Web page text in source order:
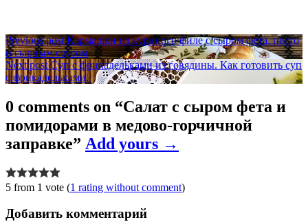
Навигация
по
записям
Previous post Кармашки из куриного филе с сыром фета, песто
и сырным соусом
Next post Суп с фрикадельками из говядины. Как готовить суп
с фрикадельками.
0 comments on “Салат с сыром фета и
помидорами в медово-горчичной
заправке” Add yours →
5 from 1 vote (1 rating without comment)
Добавить комментарий